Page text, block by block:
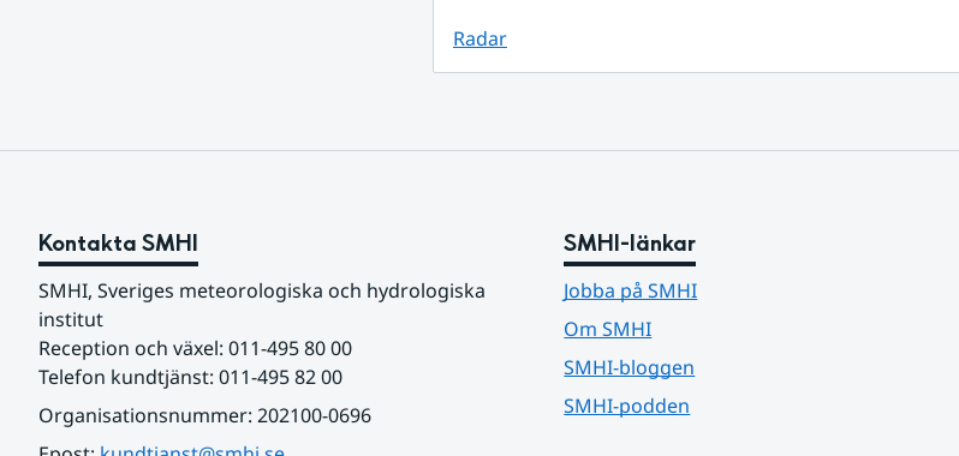
Radar
Kontakta SMHI
SMHI, Sveriges meteorologiska och hydrologiska
institut
Reception och växel: 011-495 80 00
Telefon kundtjänst: 011-495 82 00
Organisationsnummer: 202100-0696
SMHI-länkar
Jobba på SMHI
Om SMHI
SMHI-bloggen
SMHI-podden